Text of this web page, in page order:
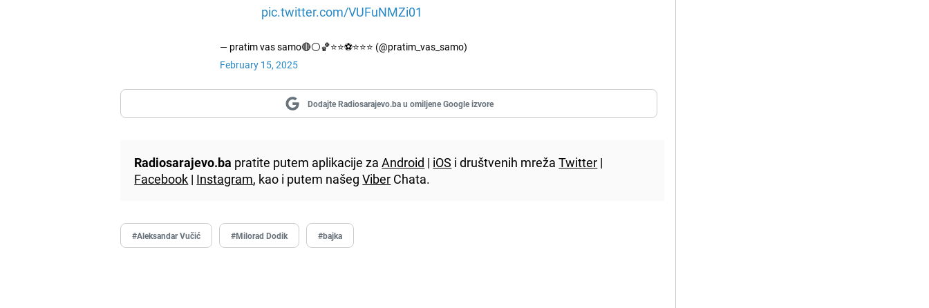
pic.twitter.com/VUFuNMZi01
— pratim vas samo🔴⚪🏀⭐⭐⚽️⭐⭐⭐ (@pratim_vas_samo)
February 15, 2025
Dodajte Radiosarajevo.ba u omiljene Google izvore
Radiosarajevo.ba pratite putem aplikacije zaAndroid | iOS i društvenih mrežaTwitter |
Facebook | Instagram, kao i putem našegViber Chata.
#Aleksandar Vučić #Milorad Dodik #bajka